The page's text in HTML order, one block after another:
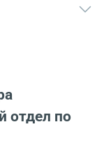
отдел по